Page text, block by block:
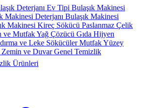
Deterjanı Ev Tipi Bulaşık Makinesi
Makinesi Deterjanı Bulaşık Makinesi
Makinesi Kireç Sökücü Paslanmaz Çelik
ve Mutfak Yağ Çözücü Gıda Hijyen
ve Leke SökücülerMutfak Yüzey
Zemin ve Duvar Genel Temizlik
Ürünleri